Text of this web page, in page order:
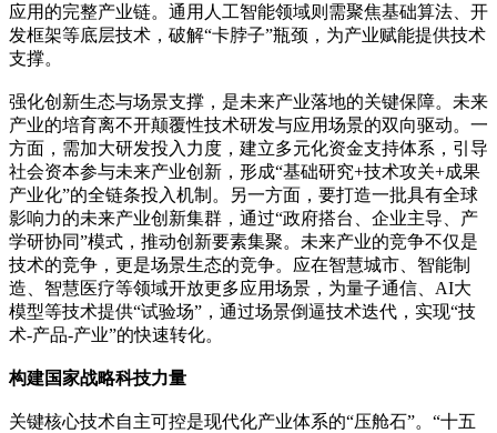
应用的完整产业链。通用人工智能领域则需聚焦基础算法、开
发框架等底层技术，破解“卡脖子”瓶颈，为产业赋能提供技术
支撑。
强化创新生态与场景支撑，是未来产业落地的关键保障。未来
产业的培育离不开颠覆性技术研发与应用场景的双向驱动。一
方面，需加大研发投入力度，建立多元化资金支持体系，引导
社会资本参与未来产业创新，形成“基础研究+技术攻关+成果
产业化”的全链条投入机制。另一方面，要打造一批具有全球
影响力的未来产业创新集群，通过“政府搭台、企业主导、产
学研协同”模式，推动创新要素集聚。未来产业的竞争不仅是
技术的竞争，更是场景生态的竞争。应在智慧城市、智能制
造、智慧医疗等领域开放更多应用场景，为量子通信、AI大
模型等技术提供“试验场”，通过场景倒逼技术迭代，实现“技
术-产品-产业”的快速转化。
构建国家战略科技力量
关键核心技术自主可控是现代化产业体系的“压舱石”。“十五